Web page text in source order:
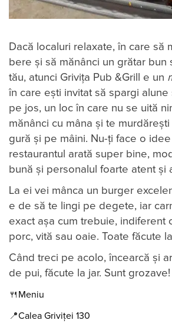
Dacă localuri relaxate, în care să
bere și să mănânci un grătar bun
tău, atunci Grivița Pub &Grill e un
în care ești invitat să spargi alune
pe jos, un loc în care nu se uită
mănânci cu mâna și te
gură și pe mâini. Nu-ți face o
restaurantul arată super bine,
bună și personalul foarte atent și
La ei vei mânca un burger
e de să te lingi pe degete, iar
exact așa cum trebuie, indiferent
porc, vită sau oaie. Toate făcute
Când treci pe acolo, încearcă și
de pui, făcute la jar. Sunt grozave!
🍴 Meniu
📍Calea Griviței 130